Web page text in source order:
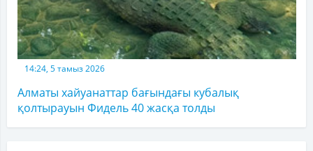
14:24, 5 тамыз 2026
Алматы хайуанаттар бағындағы кубалық
қолтырауын Фидель 40 жасқа толды